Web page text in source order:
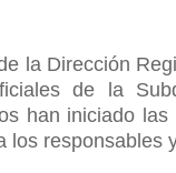
la Dirección
de la
han iniciado
los